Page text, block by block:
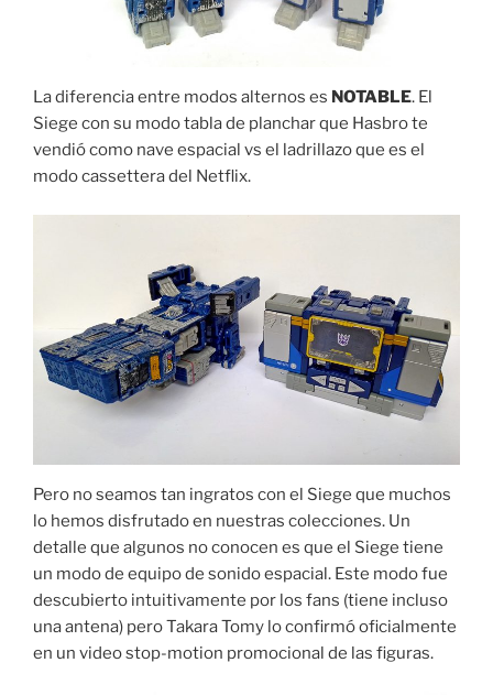
La diferencia entre modos alternos es NOTABLE. El
Siege con su modo tabla de planchar que Hasbro te
vendió como nave espacial vs el ladrillazo que es el
modo cassettera del Netflix.
Pero no seamos tan ingratos con el Siege que muchos
lo hemos disfrutado en nuestras colecciones. Un
detalle que algunos no conocen es que el Siege tiene
un modo de equipo de sonido espacial. Este modo fue
descubierto intuitivamente por los fans (tiene incluso
una antena) pero Takara Tomy lo confirmó oficialmente
en un video stop-motion promocional de las figuras.